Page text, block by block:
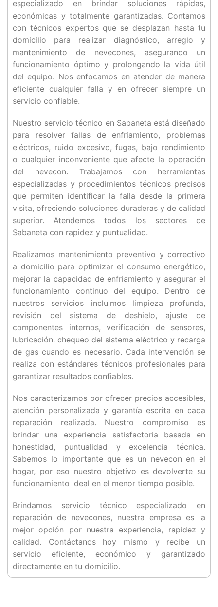
especializado en brindar soluciones rápidas,
económicas y totalmente garantizadas. Contamos
con técnicos expertos que se desplazan hasta tu
domicilio para realizar diagnóstico, arreglo y
mantenimiento de nevecones, asegurando un
funcionamiento óptimo y prolongando la vida útil
del equipo. Nos enfocamos en atender de manera
eficiente cualquier falla y en ofrecer siempre un
servicio confiable.
Nuestro servicio técnico en Sabaneta está diseñado
para resolver fallas de enfriamiento, problemas
eléctricos, ruido excesivo, fugas, bajo rendimiento
o cualquier inconveniente que afecte la operación
del nevecon. Trabajamos con herramientas
especializadas y procedimientos técnicos precisos
que permiten identificar la falla desde la primera
visita, ofreciendo soluciones duraderas y de calidad
superior. Atendemos todos los sectores de
Sabaneta con rapidez y puntualidad.
Realizamos mantenimiento preventivo y correctivo
a domicilio para optimizar el consumo energético,
mejorar la capacidad de enfriamiento y asegurar el
funcionamiento continuo del equipo. Dentro de
nuestros servicios incluimos limpieza profunda,
revisión del sistema de deshielo, ajuste de
componentes internos, verificación de sensores,
lubricación, chequeo del sistema eléctrico y recarga
de gas cuando es necesario. Cada intervención se
realiza con estándares técnicos profesionales para
garantizar resultados confiables.
Nos caracterizamos por ofrecer precios accesibles,
atención personalizada y garantía escrita en cada
reparación realizada. Nuestro compromiso es
brindar una experiencia satisfactoria basada en
honestidad, puntualidad y excelencia técnica.
Sabemos lo importante que es un nevecon en el
hogar, por eso nuestro objetivo es devolverte su
funcionamiento ideal en el menor tiempo posible.
Brindamos servicio técnico especializado en
reparación de nevecones, nuestra empresa es la
mejor opción por nuestra experiencia, rapidez y
calidad. Contáctanos hoy mismo y recibe un
servicio eficiente, económico y garantizado
directamente en tu domicilio.